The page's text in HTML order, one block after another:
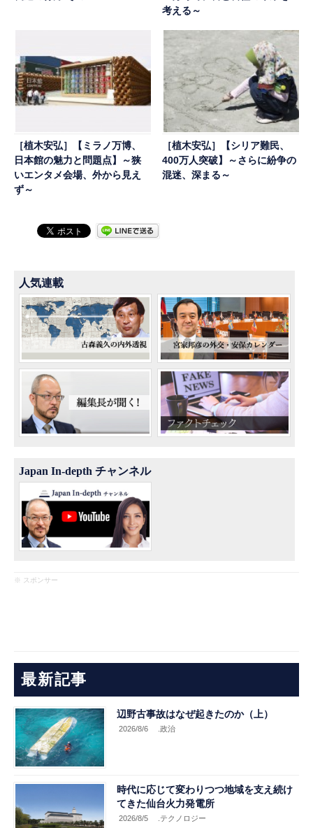
考える～
［植木安弘］【ミラノ万博、
日本館の魅力と問題点】～狭
いエンタメ会場、外から見え
ず～
［植木安弘］【シリア難民、
400万人突破】～さらに紛争の
混迷、深まる～
人気連載
Japan In-depth チャンネル
※ スポンサー
最新記事
辺野古事故はなぜ起きたのか（上）
2026/8/6 .政治
時代に応じて変わりつつ地域を支え続け
てきた仙台火力発電所
2026/8/5 .テクノロジー